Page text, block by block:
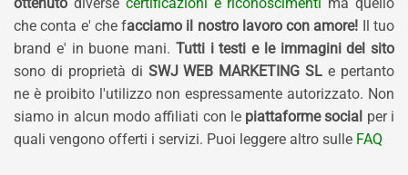
che conta e' che facciamo il nostro lavoro con amore! Il tuo
brand e' in buone mani. Tutti i testi e le immagini del sito
sono di proprietà di SWJ WEB MARKETING SL e pertanto
ne è proibito l'utilizzo non espressamente autorizzato. Non
siamo in alcun modo affiliati con le piattaforme social per i
quali vengono offerti i servizi. Puoi leggere altro sulle FAQ